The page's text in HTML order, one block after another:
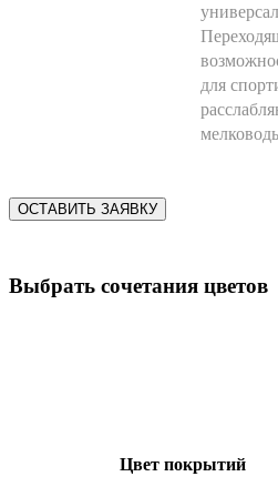
для
ОСТАВИТЬ ЗАЯВКУ
Выбрать сочетания цветов
Цвет покрытий